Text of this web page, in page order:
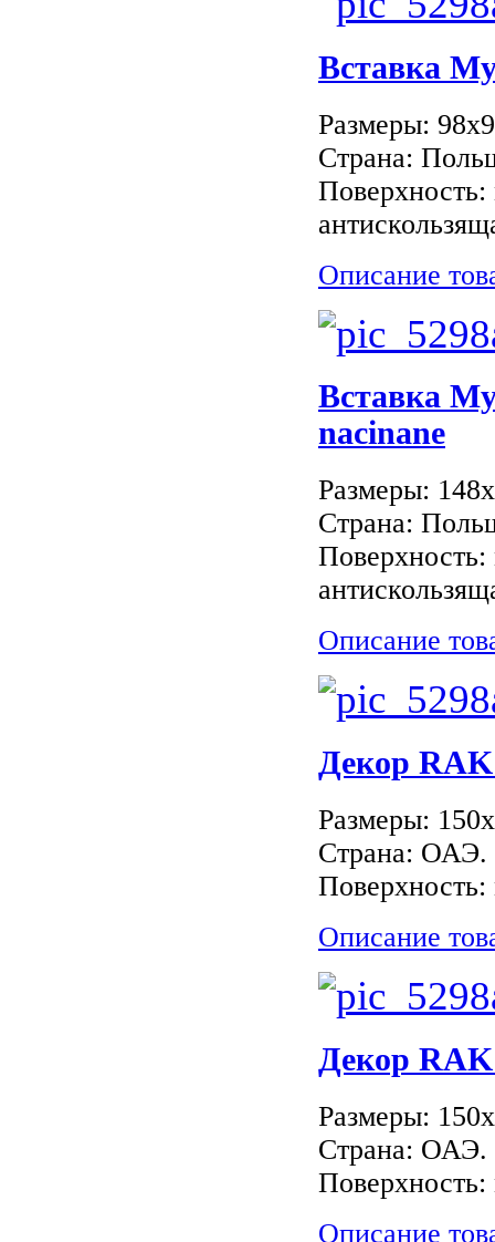
Вставка
Размеры:
Страна:
Поверхность:
Описание
Вставка
nacinane
Размеры:
Страна:
Поверхность:
Описание
Декор
Размеры:
Страна: ОАЭ.
Поверхность:
Описание
Декор
Размеры:
Страна: ОАЭ.
Поверхность:
Описание